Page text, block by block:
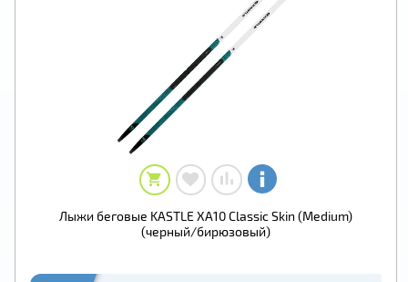
Лыжи беговые KASTLE XA10 Classic Skin (Medium)
(черный/бирюзовый)